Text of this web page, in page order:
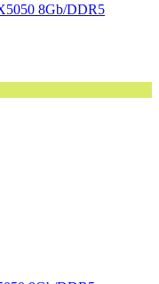
8Gb/DDR5